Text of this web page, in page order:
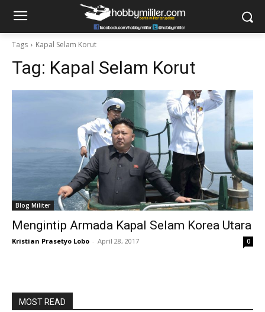
Tags Kapal Selam Korut
Tag: Kapal Selam Korut
Blog Militer
Mengintip Armada Kapal Selam Korea Utara
Kristian Prasetyo Lobo - April 28, 2017 0
MOST READ